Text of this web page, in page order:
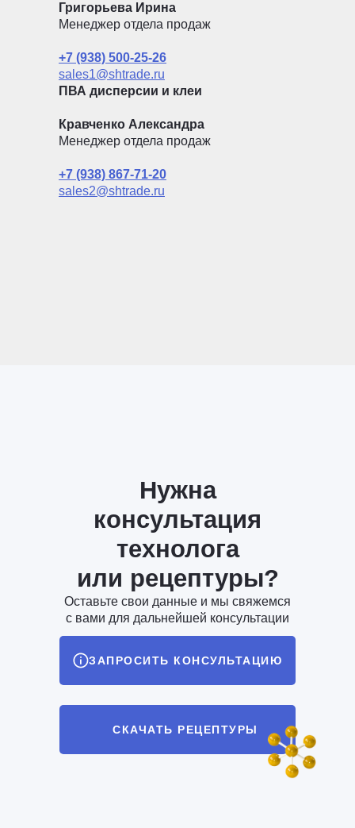
Григорьева Ирина
Менеджер отдела продаж
+7 (938) 500-25-26
sales1@shtrade.ru
ПВА дисперсии и клеи
Кравченко Александра
Менеджер отдела продаж
+7 (938) 867-71-20
sales2@shtrade.ru
СКАЧАТЬ РЕЦЕПТУРЫ
ЗАПРОСИТЬ КОНСУЛЬТАЦИЮ
Нужна
консультация
технолога
или рецептуры?
Оставьте свои данные и мы свяжемся
с вами для дальнейшей консультации